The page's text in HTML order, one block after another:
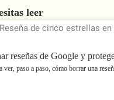
reseñas de Google y
ver, paso a paso, cómo borrar una
leer